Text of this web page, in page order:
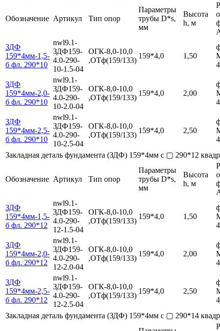
Обозначение Артикул Тип опор
Параметры
трубы D*s,
мм
Высота
h, м
ЗДФ
159*4мм-1,5-
б фл. 290*10
nwl9.1-
ЗДФ159-
4.0-290-
10-1.5-04
ОГК-8,0-10,0
,ОТф(159/133)
159*4,0 1,50
ЗДФ
159*4мм-2,0-
б фл. 290*10
nwl9.1-
ЗДФ159-
4.0-290-
10-2.0-04
ОГК-8,0-10,0
,ОТф(159/133)
159*4,0 2,00
ЗДФ
159*4мм-2,5-
б фл. 290*10
nwl9.1-
ЗДФ159-
4.0-290-
10-2.5-04
ОГК-8,0-10,0
,ОТф(159/133)
159*4,0 2,50
Закладная деталь фундамента (ЗДФ) 159*4мм с ▢ 290*12
Обозначение Артикул Тип опор
Параметры
трубы D*s,
мм
Высота
h, м
ЗДФ
159*4мм-1,5-
б фл. 290*12
nwl9.1-
ЗДФ159-
4.0-290-
12-1.5-04
ОГК-8,0-10,0
,ОТф(159/133)
159*4,0 1,50
ЗДФ
159*4мм-2,0-
б фл. 290*12
nwl9.1-
ЗДФ159-
4.0-290-
12-2.0-04
ОГК-8,0-10,0
,ОТф(159/133)
159*4,0 2,00
ЗДФ
159*4мм-2,5-
б фл. 290*12
nwl9.1-
ЗДФ159-
4.0-290-
12-2.5-04
ОГК-8,0-10,0
,ОТф(159/133)
159*4,0 2,50
Закладная деталь фундамента (ЗДФ) 159*4мм с ▢ 290*14